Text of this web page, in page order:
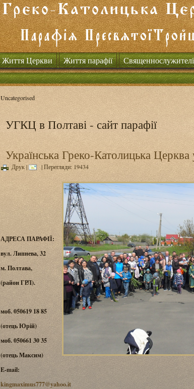
Життя Церкви Життя парафії Священнослужителі
Uncategorised
УГКЦ в Полтаві - сайт парафії
Українська Греко-Католицька
Друк| | Перегляди: 19434
АДРЕСА ПАРАФІЇ:
вул. Липнева, 32
м. Полтава,
(район ГРЛ).
моб. 050619 18 85
(отець Юрій)
моб. 050661 30 35
(отець Максим)
E-mail:
kingmaximus777@yahoo.it